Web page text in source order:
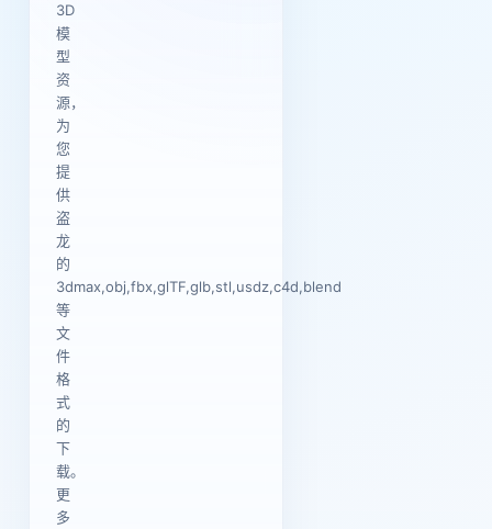
3D
模
型
资
源，
为
您
提
供
盗
龙
的
3dmax,obj,fbx,glTF,glb,stl,usdz,c4d,blend
等
文
件
格
式
的
下
载。
更
多